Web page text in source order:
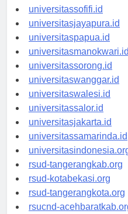
universitasmaluku.id
universitassofifi.id
universitasjayapura.id
universitaspapua.id
universitasmanokwari.id
universitassorong.id
universitaswanggar.id
universitaswalesi.id
universitassalor.id
universitasjakarta.id
universitassamarinda.id
universitasindonesia.org
rsud-tangerangkab.org
rsud-kotabekasi.org
rsud-tangerangkota.org